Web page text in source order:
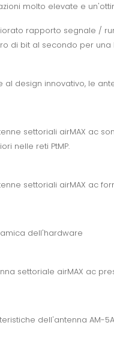
molto elevate e
rapporto segnale /
di bit al secondo per
al design innovativo, le
settoriali airMAX ac
nelle reti PtMP.
settoriali airMAX ac
dell'hardware
settoriale airMAX ac
dell'antenna AM-